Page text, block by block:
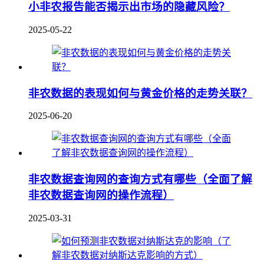
小非农报告能否揭示出市场的隐藏风险？
2025-05-22
非农数据的表现如何与黄金价格的走势关联？
2025-06-20
非农数据查询网的查询方式有哪些（全面了解
非农数据查询网的操作流程）
2025-03-31